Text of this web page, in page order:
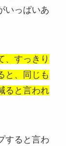
いっぱいあ
、すっきり
と、同じも
ると言われ
すると言わ